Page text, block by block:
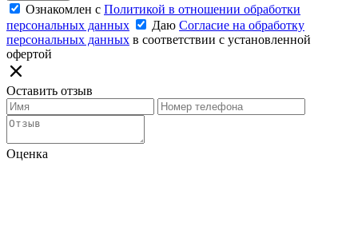
Ознакомлен с Политикой в отношении обработки
персональных данных
Даю Согласие на обработку
персональных данных в соответствии с установленной
офертой
Оставить отзыв
Оценка